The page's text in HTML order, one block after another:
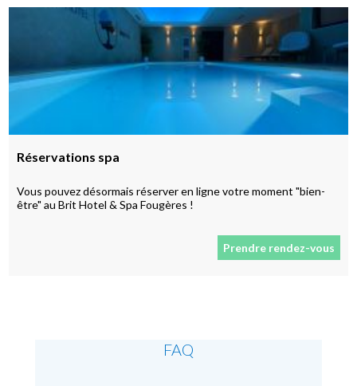
Réservations spa
Vous pouvez désormais réserver en ligne votre moment "bien-
être" au Brit Hotel & Spa Fougères !
Prendre rendez-vous
FAQ